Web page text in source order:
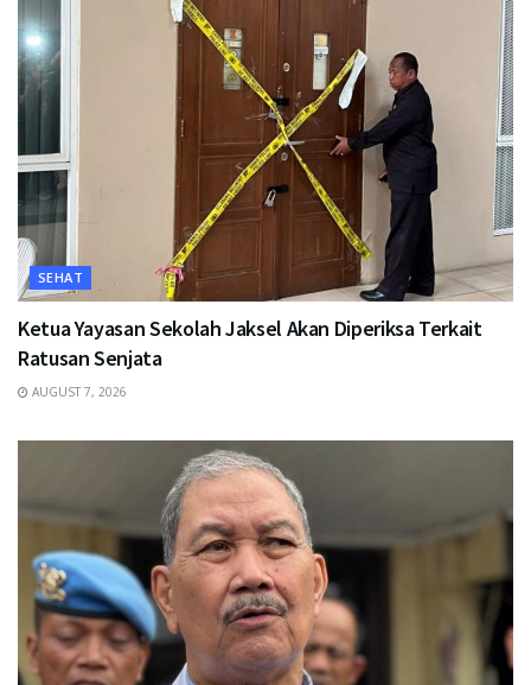
SEHAT
Ketua Yayasan Sekolah Jaksel Akan Diperiksa Terkait
Ratusan Senjata
AUGUST 7, 2026